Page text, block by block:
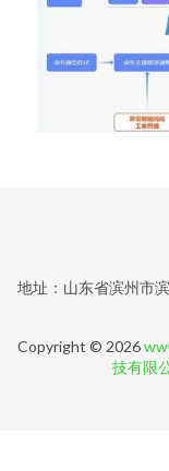
地址：山东省滨州市
Copyright © 2026
技有限